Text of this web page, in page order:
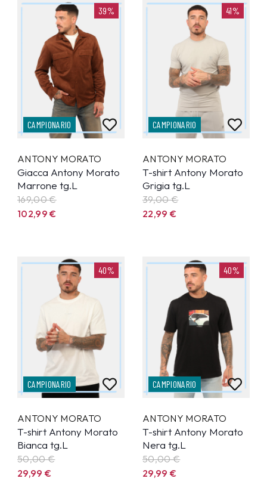
39%
CAMPIONARIO
ANTONY MORATO
Giacca Antony Morato
Marrone tg.L
169,00 €
102,99€
41%
CAMPIONARIO
ANTONY MORATO
T-shirt Antony Morato
Grigia tg.L
39,00 €
22,99€
40%
CAMPIONARIO
ANTONY MORATO
T-shirt Antony Morato
Bianca tg.L
50,00 €
29,99€
40%
CAMPIONARIO
ANTONY MORATO
T-shirt Antony Morato
Nera tg.L
50,00 €
29,99€